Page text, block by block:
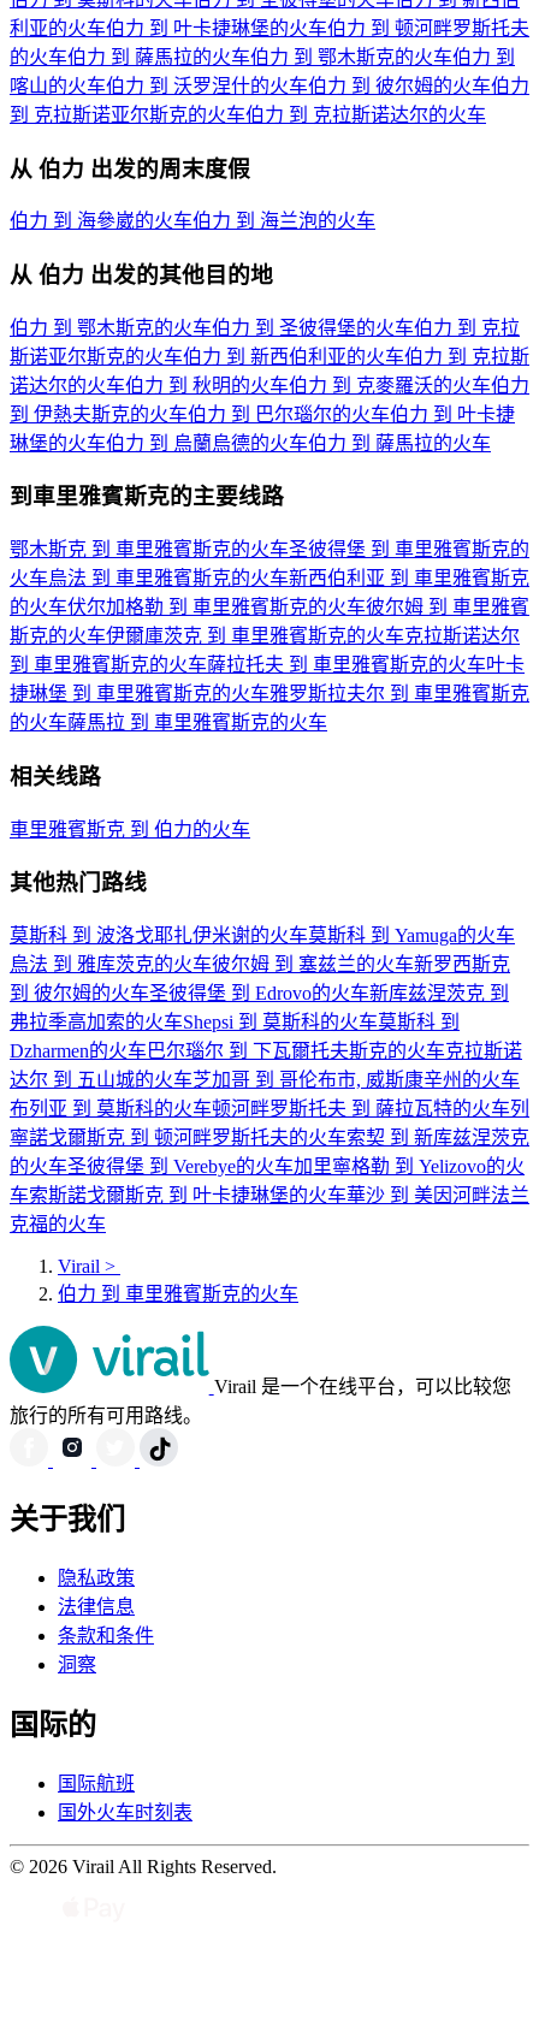
利亚的火车伯力 到 叶卡捷琳堡的火车伯力 到 顿河畔罗斯托夫
的火车伯力 到 薩馬拉的火车伯力 到 鄂木斯克的火车伯力 到
喀山的火车伯力 到 沃罗涅什的火车伯力 到 彼尔姆的火车伯力
到 克拉斯诺亚尔斯克的火车伯力 到 克拉斯诺达尔的火车
从 伯力 出发的周末度假
伯力 到 海參崴的火车伯力 到 海兰泡的火车
从 伯力 出发的其他目的地
伯力 到 鄂木斯克的火车伯力 到 圣彼得堡的火车伯力 到 克拉
斯诺亚尔斯克的火车伯力 到 新西伯利亚的火车伯力 到 克拉斯
诺达尔的火车伯力 到 秋明的火车伯力 到 克麥羅沃的火车伯力
到 伊熱夫斯克的火车伯力 到 巴尔瑙尔的火车伯力 到 叶卡捷
琳堡的火车伯力 到 烏蘭烏德的火车伯力 到 薩馬拉的火车
到車里雅賓斯克的主要线路
鄂木斯克 到 車里雅賓斯克的火车圣彼得堡 到 車里雅賓斯克的
火车烏法 到 車里雅賓斯克的火车新西伯利亚 到 車里雅賓斯克
的火车伏尔加格勒 到 車里雅賓斯克的火车彼尔姆 到 車里雅賓
斯克的火车伊爾庫茨克 到 車里雅賓斯克的火车克拉斯诺达尔
到 車里雅賓斯克的火车薩拉托夫 到 車里雅賓斯克的火车叶卡
捷琳堡 到 車里雅賓斯克的火车雅罗斯拉夫尔 到 車里雅賓斯克
的火车薩馬拉 到 車里雅賓斯克的火车
相关线路
車里雅賓斯克 到 伯力的火车
其他热门路线
莫斯科 到 波洛戈耶扎伊米谢的火车莫斯科 到 Yamuga的火车
烏法 到 雅库茨克的火车彼尔姆 到 塞兹兰的火车新罗西斯克
到 彼尔姆的火车圣彼得堡 到 Edrovo的火车新库兹涅茨克 到
弗拉季高加索的火车Shepsi 到 莫斯科的火车莫斯科 到
Dzharmen的火车 巴尔瑙尔 到 下瓦爾托夫斯克的火车克拉斯诺
达尔 到 五山城的火车芝加哥 到 哥伦布市, 威斯康辛州的火车
布列亚 到 莫斯科的火车顿河畔罗斯托夫 到 薩拉瓦特的火车列
寧諾戈爾斯克 到 顿河畔罗斯托夫的火车索契 到 新库兹涅茨克
的火车圣彼得堡 到 Verebye的火车加里寧格勒 到 Yelizovo的火
车索斯諾戈爾斯克 到 叶卡捷琳堡的火车華沙 到 美因河畔法兰
克福的火车
Virail >
伯力 到 車里雅賓斯克的火车
Virail 是一个在线平台，可以比较您
旅行的所有可用路线。
关于我们
隐私政策
法律信息
条款和条件
洞察
国际的
国际航班
国外火车时刻表
© 2026 Virail All Rights Reserved.